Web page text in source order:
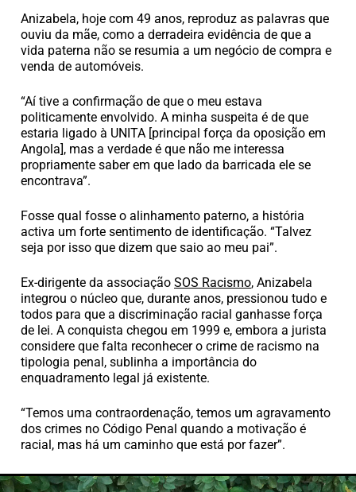
Anizabela, hoje com 49 anos, reproduz as palavras que
ouviu da mãe, como a derradeira evidência de que a
vida paterna não se resumia a um negócio de compra e
venda de automóveis.
“Aí tive a confirmação de que o meu estava
politicamente envolvido. A minha suspeita é de que
estaria ligado à UNITA [principal força da oposição em
Angola], mas a verdade é que não me interessa
propriamente saber em que lado da barricada ele se
encontrava”.
Fosse qual fosse o alinhamento paterno, a história
activa um forte sentimento de identificação. “Talvez
seja por isso que dizem que saio ao meu pai”.
Ex-dirigente da associação SOS Racismo, Anizabela
integrou o núcleo que, durante anos, pressionou tudo e
todos para que a discriminação racial ganhasse força
de lei. A conquista chegou em 1999 e, embora a jurista
considere que falta reconhecer o crime de racismo na
tipologia penal, sublinha a importância do
enquadramento legal já existente.
“Temos uma contraordenação, temos um agravamento
dos crimes no Código Penal quando a motivação é
racial, mas há um caminho que está por fazer”.